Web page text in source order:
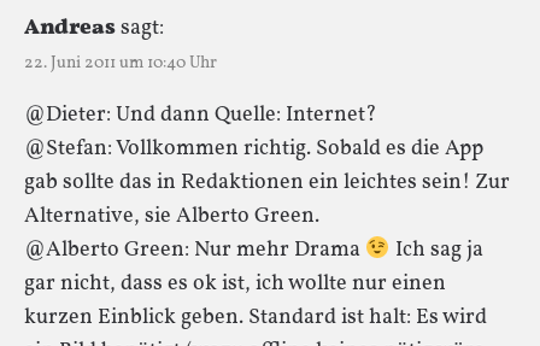
Andreassagt:
22. Juni 2011 um 10:40 Uhr
@Dieter: Und dann Quelle: Internet?
@Stefan: Vollkommen richtig. Sobald es die App
gab sollte das in Redaktionen ein leichtes sein! Zur
Alternative, sie Alberto Green.
@Alberto Green: Nur mehr Drama
Ich sag ja
gar nicht, dass es ok ist, ich wollte nur einen
kurzen Einblick geben. Standard ist halt: Es wird